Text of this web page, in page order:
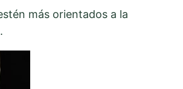
más orientados a la